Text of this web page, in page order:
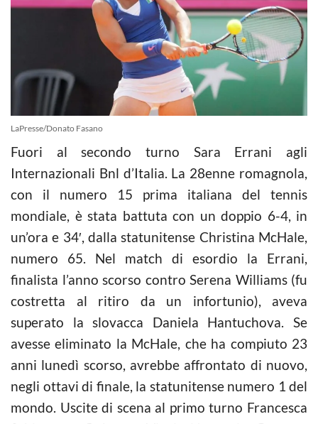
LaPresse/Donato Fasano
Fuori al secondo turno Sara Errani agli
Internazionali Bnl d’Italia. La 28enne romagnola,
con il numero 15 prima italiana del tennis
mondiale, è stata battuta con un doppio 6-4, in
un’ora e 34′, dalla statunitense Christina McHale,
numero 65. Nel match di esordio la Errani,
finalista l’anno scorso contro Serena Williams (fu
costretta al ritiro da un infortunio), aveva
superato la slovacca Daniela Hantuchova. Se
avesse eliminato la McHale, che ha compiuto 23
anni lunedì scorso, avrebbe affrontato di nuovo,
negli ottavi di finale, la statunitense numero 1 del
mondo. Uscite di scena al primo turno Francesca